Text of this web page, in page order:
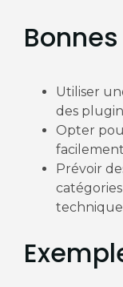
Utiliser
des
Opter
Prévoir